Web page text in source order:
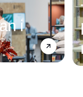
i